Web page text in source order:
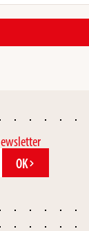
OK